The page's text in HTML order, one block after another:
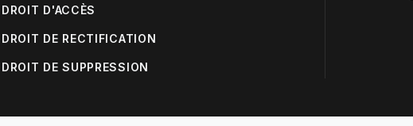
DROIT D'ACCÈS
DROIT DE RECTIFICATION
DROIT DE SUPPRESSION